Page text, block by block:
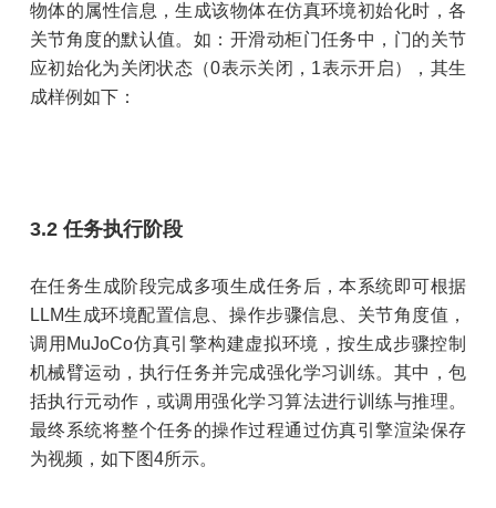
物体的属性信息，生成该物体在仿真环境初始化时，各
关节角度的默认值。如：开滑动柜门任务中，门的关节
应初始化为关闭状态（0表示关闭，1表示开启），其生
成样例如下：
3.2 任务执行阶段
在任务生成阶段完成多项生成任务后，本系统即可根据
LLM生成环境配置信息、操作步骤信息、关节角度值，
调用MuJoCo仿真引擎构建虚拟环境，按生成步骤控制
机械臂运动，执行任务并完成强化学习训练。其中，包
括执行元动作，或调用强化学习算法进行训练与推理。
最终系统将整个任务的操作过程通过仿真引擎渲染保存
为视频，如下图4所示。